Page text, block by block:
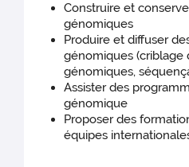
Construire et
génomiques
Produire et diffuser
génomiques (criblage
génomiques,
Assister des
génomique
Proposer des
équipes